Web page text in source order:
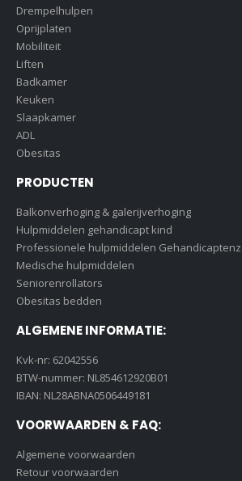
Drempelhulpen
Oprijplaten
Mobiliteit
Liften
Badkamer
Keuken
Slaapkamer
ADL
Obesitas
PRODUCTEN
Balkonverhoging & galerijverhoging
Hulpmiddelen gehandicapt kind
Professionele hulpmiddelen
Medische hulpmiddelen
Seniorenrollators
Obesitas bedden
ALGEMENE INFORMATIE:
Kvk-nr: 62042556
BTW-nummer: NL854612920B01
IBAN: NL28ABNA0506449181
VOORWAARDEN & FAQ:
Algemene voorwaarden
Retour voorwaarden